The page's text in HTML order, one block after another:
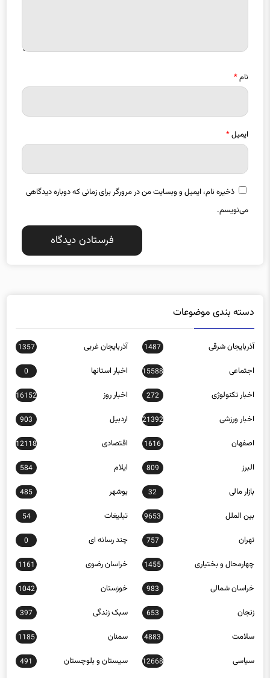
نام*
ایمیل*
ذخیره نام، ایمیل و وبسایت من در مرورگر برای زمانی که دوباره دیدگاهی
می‌نویسم.
دسته بندی موضوعات
آذربایجان شرقی 1487 آذربایجان غربی 1357
اجتماعی 15588 اخبار استانها 0
اخبار تکنولوژی 272 اخبار روز 16152
اخبار ورزشی 21392 اردبیل 903
اصفهان 1616 اقتصادی 12118
البرز 809 ایلام 584
بازار مالی 32 بوشهر 485
بین الملل 9653 تبلیغات 54
تهران 757 چند رسانه ای 0
چهارمحال و بختیاری 1455 خراسان رضوی 1161
خراسان شمالی 983 خوزستان 1042
زنجان 653 سبک زندگی 397
سلامت 4883 سمنان 1185
سیاسی 12668 سیستان و بلوچستان 491